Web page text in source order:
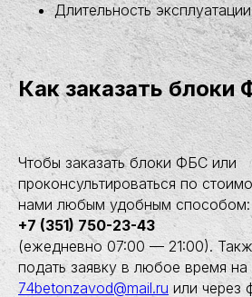
Длительность
Как заказать блоки
Чтобы заказать блоки ФБС или
проконсультироваться по
нами любым удобным способом:
+7 (351) 750-23-43
(ежедневно 07:00 — 21:00).
подать заявку в любое время на
74betonzavod@mail.ru или через